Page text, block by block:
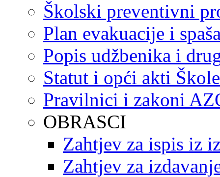
Školski preventivni
Plan evakuacije i
Popis udžbenika i
Statut i opći akti Škole
Pravilnici i zakoni
OBRASCI
Zahtjev za ispis iz
Zahtjev za